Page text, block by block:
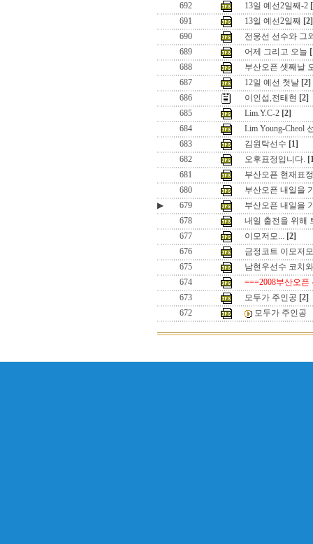
692
13일 예선2일째-2
691
13일 예선2일째 [2]
690
전웅선 선수와 그
689
어제 그리고 오늘
688
부산오픈 셋째날
687
12일 예선 첫날 [2]
686
이인섭,전태현 [2]
685
Lim.Y.C-2 [2]
684
Lim Young-Cheol
683
김원탁선수 [1]
682
오후표정입니다.
681
부산오픈 현재표
680
부산오픈 내일을
▶
679
부산오픈 내일을
678
내일 출전을 위해
677
이모저모... [2]
676
금정코트 이모저모
675
남현우선수 코치
674
===2008부산오픈
673
모두가 주인공 [2]
672
모두가 주인공